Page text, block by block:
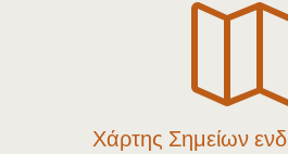
Χάρτης Σημείων